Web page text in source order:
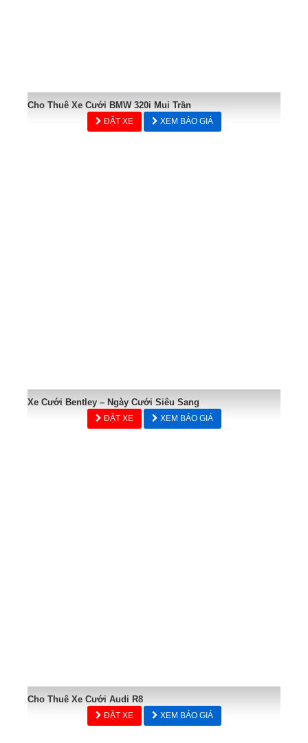
Cho Thuê Xe Cưới BMW 320i Mui Trần
ĐẶT XE XEM BÁO GIÁ
Xe Cưới Bentley – Ngày Cưới Siêu Sang
ĐẶT XE XEM BÁO GIÁ
Cho Thuê Xe Cưới Audi R8
ĐẶT XE XEM BÁO GIÁ